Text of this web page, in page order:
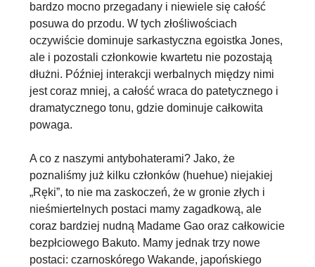
bardzo mocno przegadany i niewiele się całość
posuwa do przodu. W tych złośliwościach
oczywiście dominuje sarkastyczna egoistka Jones,
ale i pozostali członkowie kwartetu nie pozostają
dłużni. Później interakcji werbalnych między nimi
jest coraz mniej, a całość wraca do patetycznego i
dramatycznego tonu, gdzie dominuje całkowita
powaga.
A co z naszymi antybohaterami? Jako, że
poznaliśmy już kilku członków (huehue) niejakiej
„Ręki”, to nie ma zaskoczeń, że w gronie złych i
nieśmiertelnych postaci mamy zagadkową, ale
coraz bardziej nudną Madame Gao oraz całkowicie
bezpłciowego Bakuto. Mamy jednak trzy nowe
postaci: czarnoskórego Wakande, japońskiego